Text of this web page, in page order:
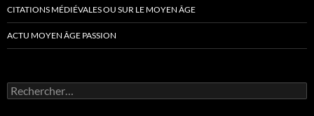
CITATIONS MÉDIÉVALES OU SUR LE MOYEN ÂGE
ACTU MOYEN ÂGE PASSION
Rechercher :